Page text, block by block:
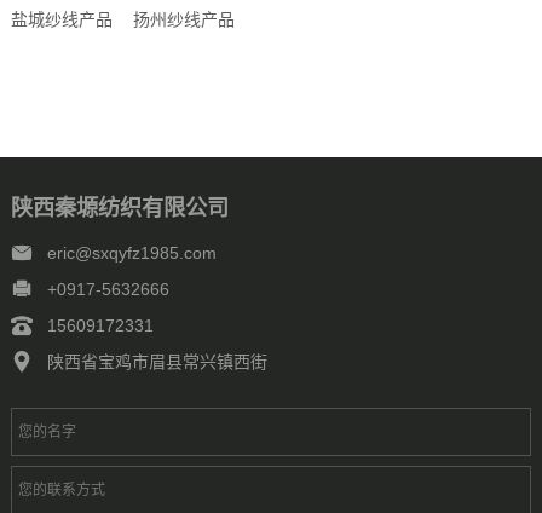
盐城纱线产品 扬州纱线产品
陕西秦塬纺织有限公司
eric@sxqyfz1985.com
+0917-5632666
15609172331
陕西省宝鸡市眉县常兴镇西街